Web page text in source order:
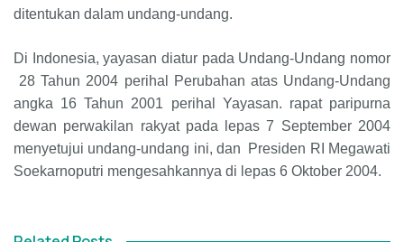
ditentukan dalam undang-undang.
Di Indonesia, yayasan diatur pada Undang-Undang nomor
28 Tahun 2004 perihal Perubahan atas Undang-Undang
angka 16 Tahun 2001 perihal Yayasan. rapat paripurna
dewan perwakilan rakyat pada lepas 7 September 2004
menyetujui undang-undang ini, dan Presiden RI Megawati
Soekarnoputri mengesahkannya di lepas 6 Oktober 2004.